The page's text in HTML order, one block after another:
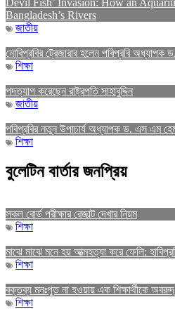
Devil Fish’ Invasion: How an
Bangladesh’s Rivers
জাতীয়
নোবিপ্রবির ট্রেজারার হলেন পবিপ্রবি অধ্যাপক
শিক্ষা
পদত্যাগ করেছেন রাষ্ট্রপতি সাহাবুদ্দিন
জাতীয়
পবিপ্রবির নতুন উপাচার্য অধ্যাপক ড. এস এম
শিক্ষা
বুলেটিন বার্তার জনপ্রিয়
সকল বোর্ড পরীক্ষার রেজাল্ট দেখার নিয়ম
শিক্ষা
মাঝে মাঝে মনে হয় আত্মহত্যা করে ফেলি:
শিক্ষা
বক্তব্য মনঃপুত না হওয়ায় এক শিক্ষার্থীকে
শিক্ষা